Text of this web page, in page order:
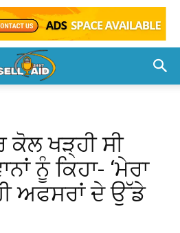
ਕੋਲ ਖੜ੍ਹੀ ਸੀ
ਨੂੰ ਕਿਹਾ- ‘ਮੇਰਾ
ਅਫਸਰਾਂ ਦੇ ਉੱਡੇ